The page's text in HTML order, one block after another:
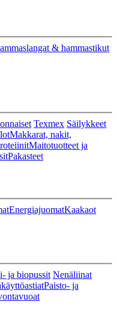
& hammastikut
Texmex Säilykkeet
Makkarat, nakit,
Maitotuotteet ja
Pakasteet
EnergiajuomatKaakaot
ja biopussit Nenäliinat
Paisto- ja